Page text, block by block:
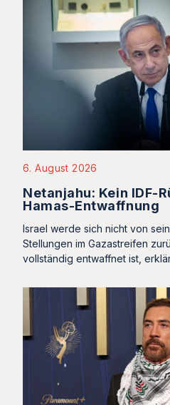
6. August 2026
Netanjahu: Kein IDF-
Hamas-Entwaffnung
Israel werde sich nicht von
Stellungen im Gazastreifen
vollständig entwaffnet ist,